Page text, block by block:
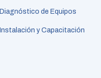
Diagnóstico de Equipos
Instalación y Capacitación